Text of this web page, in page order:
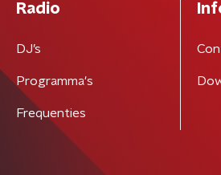
Radio
DJ’s
Programma's
Frequenties